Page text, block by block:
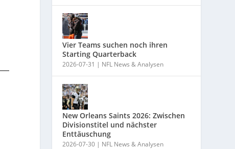
Vier Teams suchen noch ihren
Starting Quarterback
2026-07-31 | NFL News & Analysen
New Orleans Saints 2026: Zwischen
Divisionstitel und nächster
Enttäuschung
2026-07-30 | NFL News & Analysen